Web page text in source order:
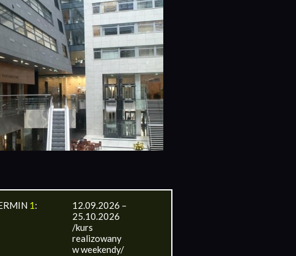
1:
12.09.2026 –
25.10.2026
/kurs
realizowany
w weekendy/